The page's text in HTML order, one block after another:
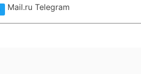
Mail.ru Telegram